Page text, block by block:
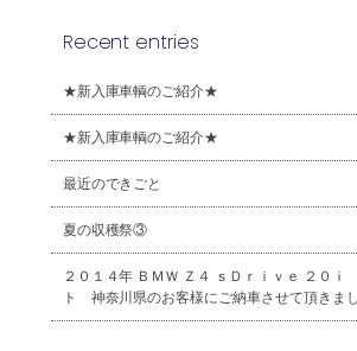
Recent entries
★新入庫車輌のご紹介★
★新入庫車輌のご紹介★
最近のできごと
夏の収穫祭③
２０１４年 ＢＭＷ Ｚ４ ｓＤｒｉｖｅ ２０
ト 神奈川県のお客様にご納車させて頂きまし